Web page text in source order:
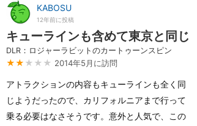
KABOSU
12年前に投稿
キューラインも含めて東京と同じ
DLR：ロジャーラビットのカートゥーンスピン
★★ ★★★ 2014年5月に訪問
アトラクションの内容もキューラインも全く同
じようだったので、カリフォルニアまで行って
乗る必要はなさそうです。意外と人気で、この